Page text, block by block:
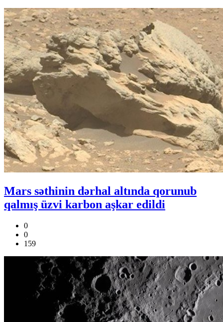
Mars səthinin dərhal altında qorunub
qalmış üzvi karbon aşkar edildi
0
0
159